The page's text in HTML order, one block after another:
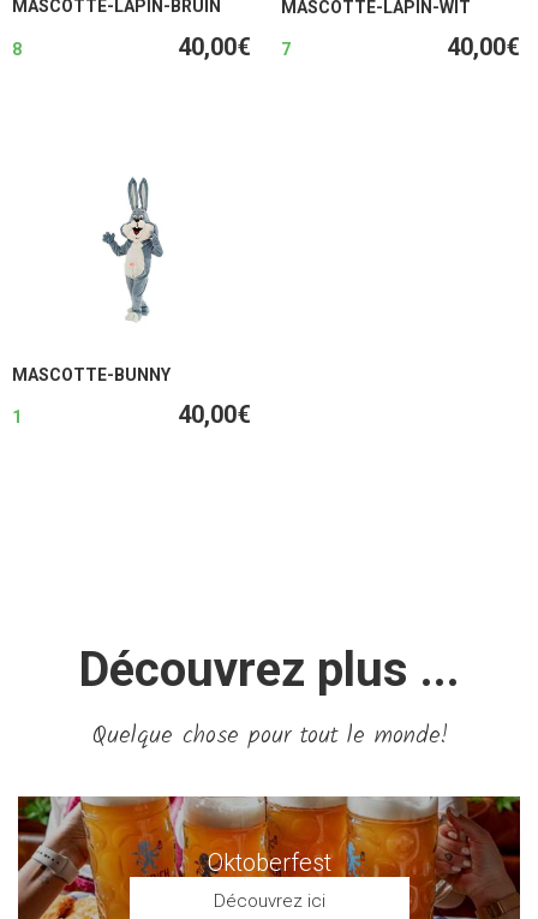
MASCOTTE-LAPIN-BRUIN
8 40,00€
MASCOTTE-LAPIN-WIT
7 40,00€
MASCOTTE-BUNNY
1 40,00€
Découvrez plus ...
Quelque chose pour tout le monde!
Oktoberfest
Découvrez ici